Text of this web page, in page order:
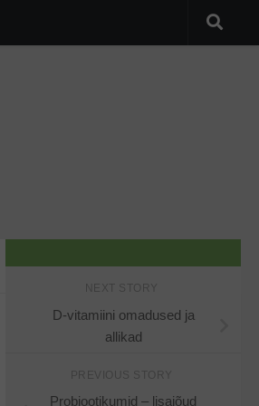
NEXT STORY
D-vitamiini omadused ja
allikad
PREVIOUS STORY
Probiootikumid – lisajõud